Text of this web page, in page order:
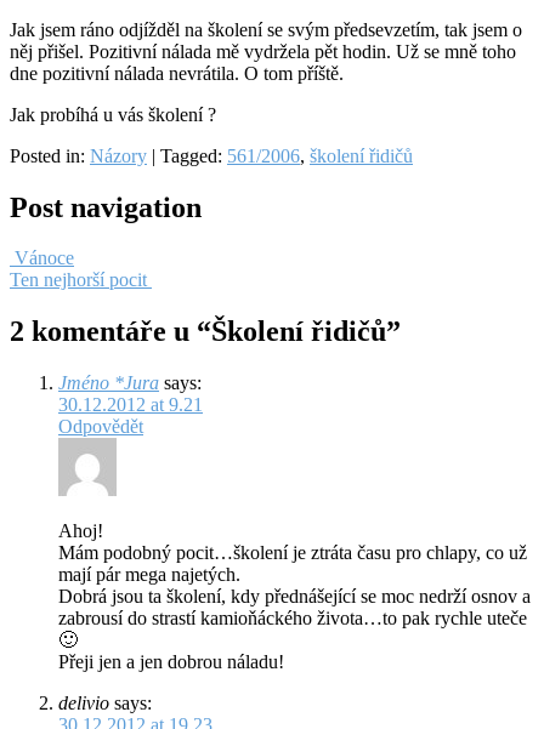
Jak jsem ráno odjížděl na školení se svým předsevzetím, tak jsem o
něj přišel. Pozitivní nálada mě vydržela pět hodin. Už se mně toho
dne pozitivní nálada nevrátila. O tom příště.
Jak probíhá u vás školení ?
Posted in: Názory | Tagged: 561/2006, školení řidičů
Post navigation
Vánoce
Ten nejhorší pocit
2 komentáře u “Školení řidičů”
Jméno *Jura says:
30.12.2012 at 9.21
Odpovědět
Ahoj!
Mám podobný pocit…školení je ztráta času pro chlapy, co už
mají pár mega najetých.
Dobrá jsou ta školení, kdy přednášející se moc nedrží osnov a
zabrousí do strastí kamioňáckého života…to pak rychle uteče
🙂
Přeji jen a jen dobrou náladu!
delivio says: